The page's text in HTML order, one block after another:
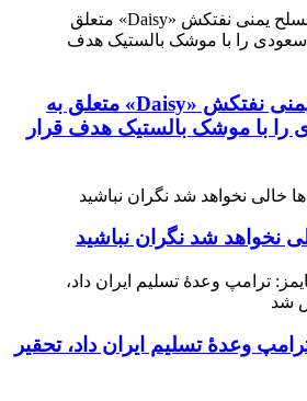
نیروهای مسلح یمنی نفتکش «Daisy» متعلق به
را با موشک بالستیک هدف قرار
نخواهد شد نگران نباشید
وعدۀ تسلیم ایران داد، تحقیر